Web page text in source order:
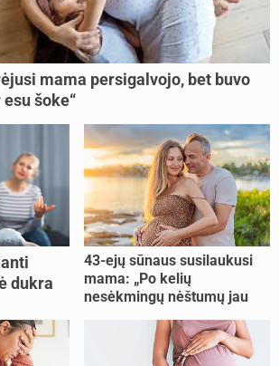
mama persigalvojo, bet buvo
šoke“
dukra
43-ejų sūnaus susilaukusi
mama: „Po kelių
nesėkmingų nėštumų jau